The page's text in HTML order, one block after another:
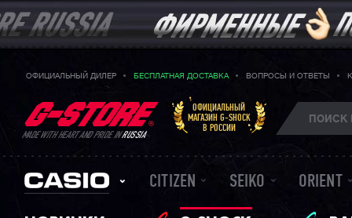
ОФИЦИАЛЬНЫЙ ДИЛЕР БЕСПЛАТНАЯ ДОСТАВКА ВОПРОСЫ И ОТВЕТЫ
MADE WITH HEART AND PRIDE INRUSSIA
ОФИЦИАЛЬНЫЙ
МАГАЗИН G-SHOCK
В РОССИИ
CITIZEN SEIKO ORIENT